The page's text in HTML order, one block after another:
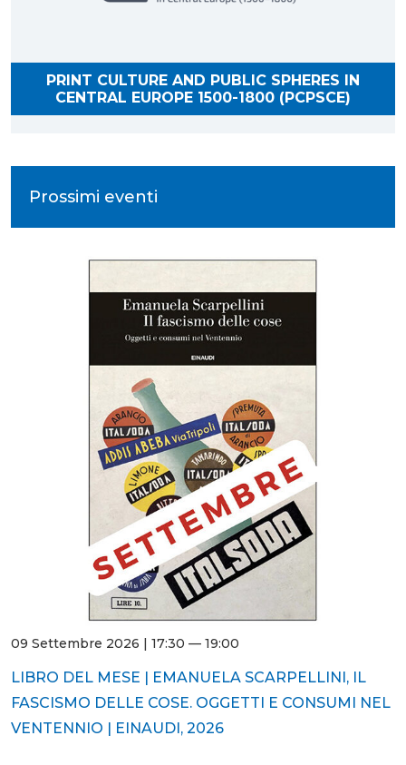
PRINT CULTURE AND PUBLIC SPHERES IN
CENTRAL EUROPE 1500-1800 (PCPSCE)
Prossimi eventi
09 Settembre 2026 | 17:30 — 19:00
LIBRO DEL MESE | EMANUELA SCARPELLINI, IL
FASCISMO DELLE COSE. OGGETTI E CONSUMI NEL
VENTENNIO | EINAUDI, 2026